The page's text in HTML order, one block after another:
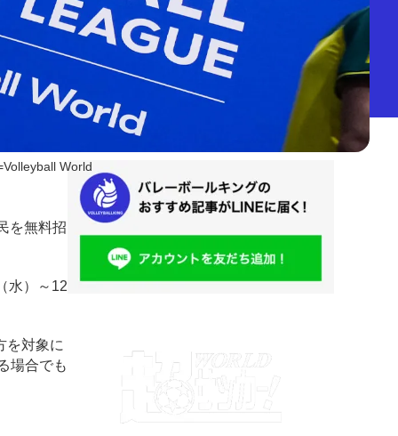
World
を無料招
水）～12
を対象に
場合でも